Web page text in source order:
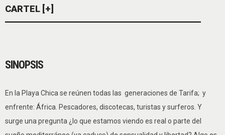
CARTEL [+]
SINOPSIS
En la Playa Chica se reúnen todas las generaciones de Tarifa; y
enfrente: África. Pescadores, discotecas, turistas y surferos. Y
surge una pregunta ¿lo que estamos viendo es real o parte del